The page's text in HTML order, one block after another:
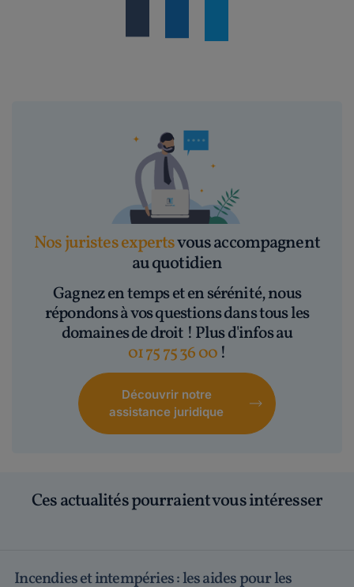
Nos juristes expertsvous accompagnent
au quotidien
Gagnez en temps et en sérénité, nous
répondons à vos questions dans tous les
domaines de droit ! Plus d'infos au
01 75 75 36 00 !
Découvrir notre
assistance juridique
Ces actualités pourraient vous intéresser
Incendies et intempéries : les aides pour les